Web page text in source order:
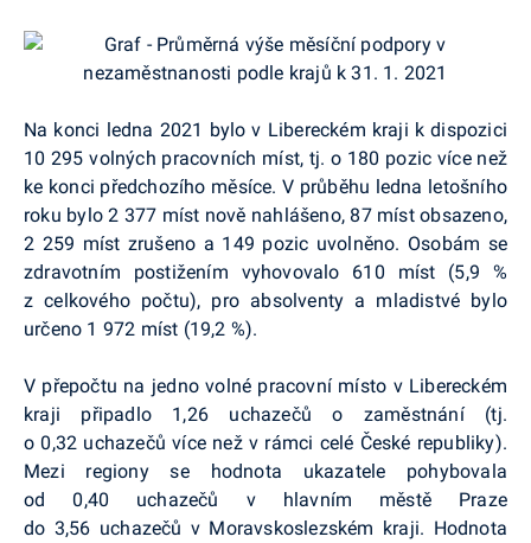
Na konci ledna 2021 bylo v Libereckém kraji k dispozici
10 295 volných pracovních míst, tj. o 180 pozic více než
ke konci předchozího měsíce. V průběhu ledna letošního
roku bylo 2 377 míst nově nahlášeno, 87 míst obsazeno,
2 259 míst zrušeno a 149 pozic uvolněno. Osobám se
zdravotním postižením vyhovovalo 610 míst (5,9 %
z celkového počtu), pro absolventy a mladistvé bylo
určeno 1 972 míst (19,2 %).
V přepočtu na jedno volné pracovní místo v Libereckém
kraji připadlo 1,26 uchazečů o zaměstnání (tj.
o 0,32 uchazečů více než v rámci celé České republiky).
Mezi regiony se hodnota ukazatele pohybovala
od 0,40 uchazečů v hlavním městě Praze
do 3,56 uchazečů v Moravskoslezském kraji. Hodnota